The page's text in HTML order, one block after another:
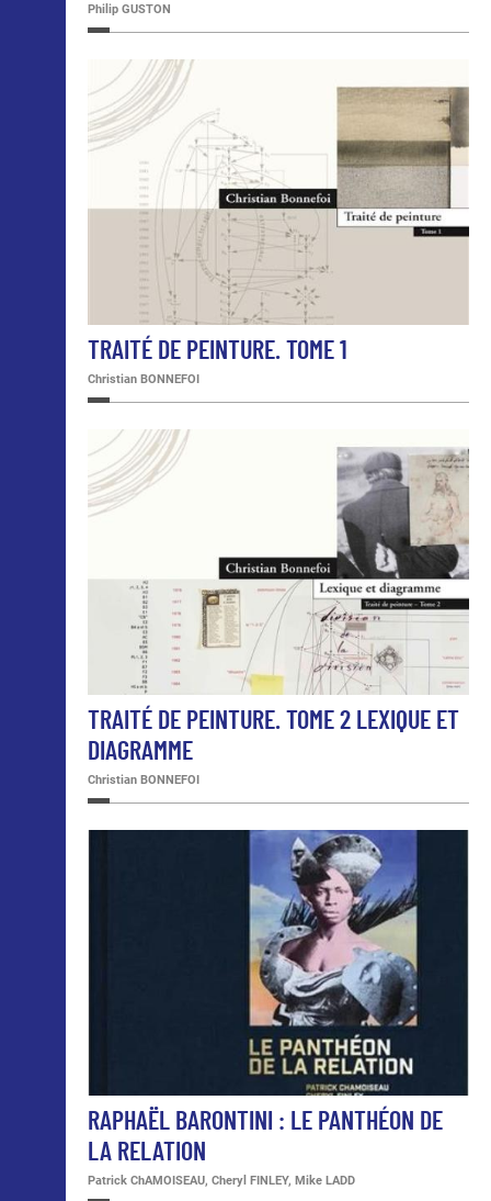
Philip GUSTON
TRAITÉ DE PEINTURE. TOME 1
Christian BONNEFOI
TRAITÉ DE PEINTURE. TOME 2 LEXIQUE ET
DIAGRAMME
Christian BONNEFOI
RAPHAËL BARONTINI : LE PANTHÉON DE
LA RELATION
Patrick ChAMOISEAU, Cheryl FINLEY, Mike LADD